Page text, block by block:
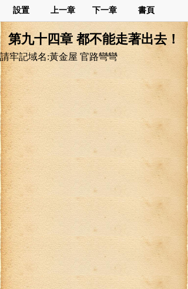
設置 上一章 下一章 書頁
第九十四章 都不能走著出去！
請牢記域名:黃金屋 官路彎彎